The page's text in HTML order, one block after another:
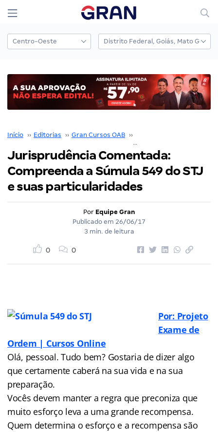
Início ›› Editorias ›› Gran Cursos OAB ››
Jurisprudência Comentada:
Compreenda a Súmula 549 do STJ
e suas particularidades
Por Equipe Gran
Publicado em 26/06/17
3 min. de leitura
0 0
Por: Projeto
Exame de
Ordem | Cursos Online
Olá, pessoal. Tudo bem? Gostaria de dizer algo
que certamente caberá na sua vida e na sua
preparação.
Vocês devem manter a regra que preconiza que
muito esforço leva a uma grande recompensa.
Quem determina o esforço e a recompensa são